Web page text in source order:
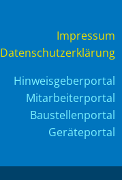
Impressum
Datenschutzerklärung
Hinweisgeberportal
Mitarbeiterportal
Baustellenportal
Geräteportal